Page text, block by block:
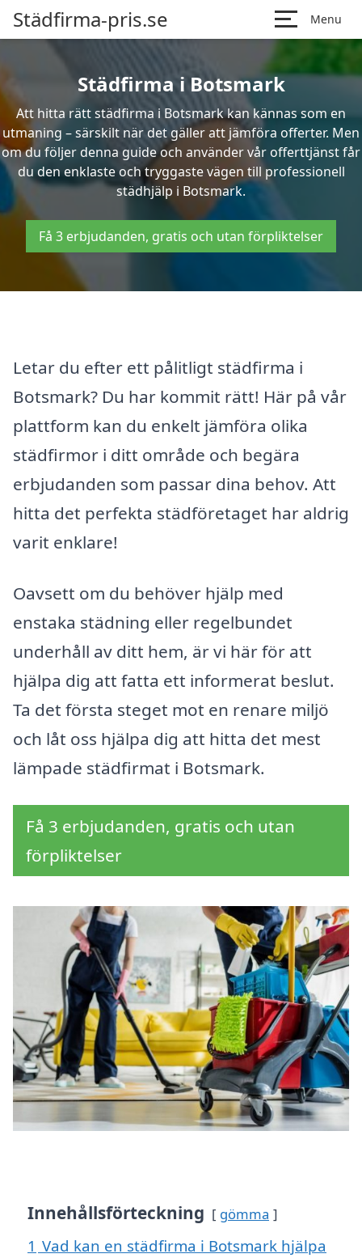
Städfirma-pris.se Menu
Städfirma i Botsmark
Att hitta rätt städfirma i Botsmark kan kännas som en
utmaning – särskilt när det gäller att jämföra offerter. Men
om du följer denna guide och använder vår offerttjänst får
du den enklaste och tryggaste vägen till professionell
städhjälp i Botsmark.
Få 3 erbjudanden, gratis och utan förpliktelser
Letar du efter ett pålitligt städfirma i
Botsmark? Du har kommit rätt! Här på vår
plattform kan du enkelt jämföra olika
städfirmor i ditt område och begära
erbjudanden som passar dina behov. Att
hitta det perfekta städföretaget har aldrig
varit enklare!
Oavsett om du behöver hjälp med
enstaka städning eller regelbundet
underhåll av ditt hem, är vi här för att
hjälpa dig att fatta ett informerat beslut.
Ta det första steget mot en renare miljö
och låt oss hjälpa dig att hitta det mest
lämpade städfirmat i Botsmark.
Få 3 erbjudanden, gratis och utan
förpliktelser
Innehållsförteckning gömma
1 Vad kan en städfirma i Botsmark hjälpa